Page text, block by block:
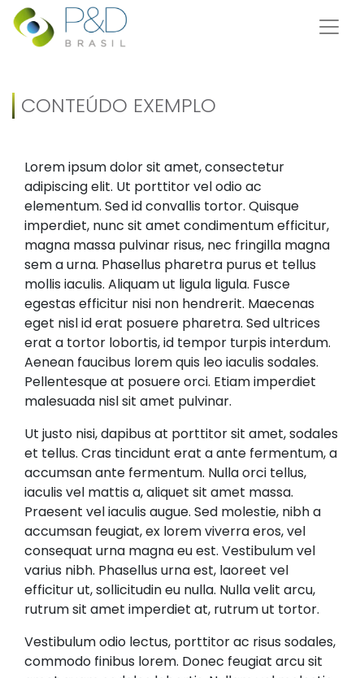
CONTEÚDO EXEMPLO
Lorem ipsum dolor sit amet, consectetur
adipiscing elit. Ut porttitor vel odio ac
elementum. Sed id convallis tortor. Quisque
imperdiet, nunc sit amet condimentum efficitur,
magna massa pulvinar risus, nec fringilla magna
sem a urna. Phasellus pharetra purus et tellus
mollis iaculis. Aliquam ut ligula ligula. Fusce
egestas efficitur nisi non hendrerit. Maecenas
eget nisl id erat posuere pharetra. Sed ultrices
erat a tortor lobortis, id tempor turpis interdum.
Aenean faucibus lorem quis leo iaculis sodales.
Pellentesque at posuere orci. Etiam imperdiet
malesuada nisl sit amet pulvinar.
Ut justo nisi, dapibus at porttitor sit amet, sodales
et tellus. Cras tincidunt erat a ante fermentum, a
accumsan ante fermentum. Nulla orci tellus,
iaculis vel mattis a, aliquet sit amet massa.
Praesent vel iaculis augue. Sed molestie, nibh a
accumsan feugiat, ex lorem viverra eros, vel
consequat urna magna eu est. Vestibulum vel
varius nibh. Phasellus urna est, laoreet vel
efficitur ut, sollicitudin eu nulla. Nulla velit arcu,
rutrum sit amet imperdiet at, rutrum ut tortor.
Vestibulum odio lectus, porttitor ac risus sodales,
commodo finibus lorem. Donec feugiat arcu sit